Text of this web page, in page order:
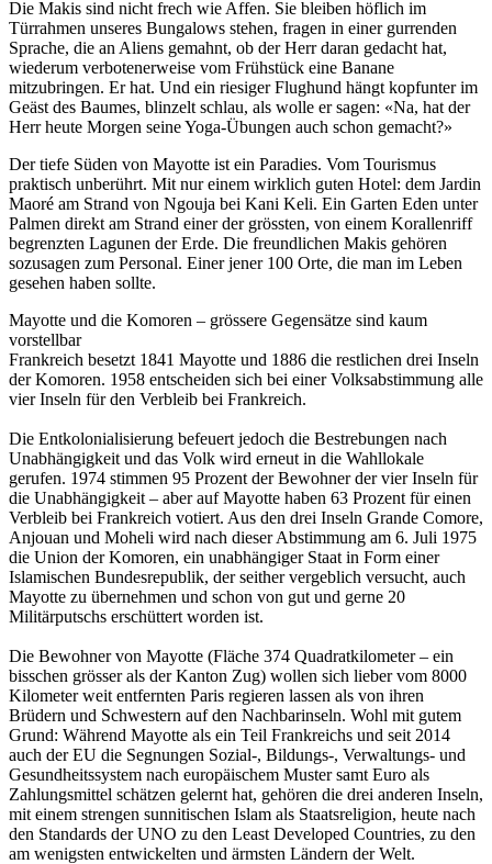
Die Makis sind nicht frech wie Affen. Sie bleiben höflich im
Türrahmen unseres Bungalows stehen, fragen in einer gurrenden
Sprache, die an Aliens gemahnt, ob der Herr daran gedacht hat,
wiederum verbotenerweise vom Frühstück eine Banane
mitzubringen. Er hat. Und ein riesiger Flughund hängt kopfunter im
Geäst des Baumes, blinzelt schlau, als wolle er sagen: «Na, hat der
Herr heute Morgen seine Yoga-Übungen auch schon gemacht?»
Der tiefe Süden von Mayotte ist ein Paradies. Vom Tourismus
praktisch unberührt. Mit nur einem wirklich guten Hotel: dem Jardin
Maoré am Strand von Ngouja bei Kani Keli. Ein Garten Eden unter
Palmen direkt am Strand einer der grössten, von einem Korallenriff
begrenzten Lagunen der Erde. Die freundlichen Makis gehören
sozusagen zum Personal. Einer jener 100 Orte, die man im Leben
gesehen haben sollte.
Mayotte und die Komoren – grössere Gegensätze sind kaum
vorstellbar
Frankreich besetzt 1841 Mayotte und 1886 die restlichen drei Inseln
der Komoren. 1958 entscheiden sich bei einer Volksabstimmung alle
vier Inseln für den Verbleib bei Frankreich.
Die Entkolonialisierung befeuert jedoch die Bestrebungen nach
Unabhängigkeit und das Volk wird erneut in die Wahllokale
gerufen. 1974 stimmen 95 Prozent der Bewohner der vier Inseln für
die Unabhängigkeit – aber auf Mayotte haben 63 Prozent für einen
Verbleib bei Frankreich votiert. Aus den drei Inseln Grande Comore,
Anjouan und Moheli wird nach dieser Abstimmung am 6. Juli 1975
die Union der Komoren, ein unabhängiger Staat in Form einer
Islamischen Bundesrepublik, der seither vergeblich versucht, auch
Mayotte zu übernehmen und schon von gut und gerne 20
Militärputschs erschüttert worden ist.
Die Bewohner von Mayotte (Fläche 374 Quadratkilometer – ein
bisschen grösser als der Kanton Zug) wollen sich lieber vom 8000
Kilometer weit entfernten Paris regieren lassen als von ihren
Brüdern und Schwestern auf den Nachbarinseln. Wohl mit gutem
Grund: Während Mayotte als ein Teil Frankreichs und seit 2014
auch der EU die Segnungen Sozial-, Bildungs-, Verwaltungs- und
Gesundheitssystem nach europäischem Muster samt Euro als
Zahlungsmittel schätzen gelernt hat, gehören die drei anderen Inseln,
mit einem strengen sunnitischen Islam als Staatsreligion, heute nach
den Standards der UNO zu den Least Developed Countries, zu den
am wenigsten entwickelten und ärmsten Ländern der Welt.